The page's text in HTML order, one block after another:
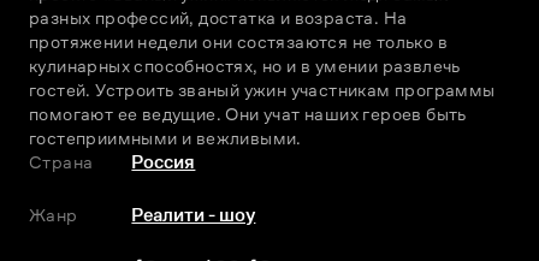
разных профессий, достатка и возраста. На
протяжении недели они состязаются не только в
кулинарных способностях, но и в умении развлечь
гостей. Устроить званый ужин участникам программы
помогают ее ведущие. Они учат наших героев быть
гостеприимными и вежливыми.
Страна
Россия
Жанр Реалити - шоу